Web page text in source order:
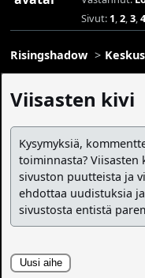
Sivut: 1 ,2 ,3 ,
Risingshadow
Viisasten kivi
Kysymyksiä,
toiminnasta?
sivuston puutteista ja
ehdottaa uudistuksia
sivustosta entistä
Uusi aihe